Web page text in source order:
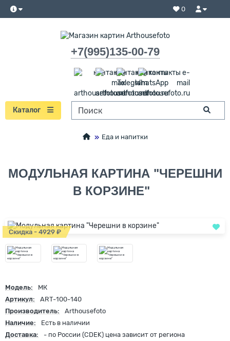
0
+7(995)135-00-79
Каталог
Еда и напитки
МОДУЛЬНАЯ КАРТИНА "ЧЕРЕШНИ
В КОРЗИНЕ"
Скидка - 4929 ₽
Модель:
МК
Артикул:
ART-100-140
Производитель:
Arthousefoto
Наличие:
Есть в наличии
Доставка:
- по России (CDEK) цена зависит от региона